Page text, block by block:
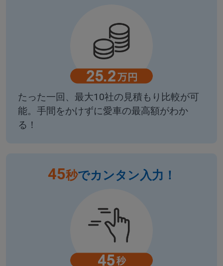
たった一回、最大10社の見積もり比較が可
能。手間をかけずに愛車の最高額がわか
る！
45秒でカンタン入力！